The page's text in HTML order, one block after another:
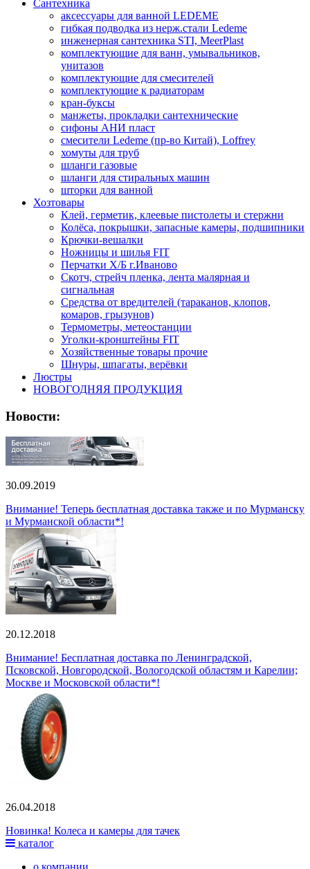
Сантехника
аксессуары для ванной LEDEME
гибкая подводка из нерж.стали Ledeme
инженерная сантехника STI, MeerPlast
комплектующие для ванн, умывальников,
унитазов
комплектующие для смесителей
комплектующие к радиаторам
кран-буксы
манжеты, прокладки сантехнические
сифоны АНИ пласт
смесители Ledeme (пр-во Китай), Loffrey
хомуты для труб
шланги газовые
шланги для стиральных машин
шторки для ванной
Хозтовары
Клей, герметик, клеевые пистолеты и стержни
Колёса, покрышки, запасные камеры, подшипники
Крючки-вешалки
Ножницы и шилья FIT
Перчатки Х/Б г.Иваново
Скотч, стрейч пленка, лента малярная и
сигнальная
Средства от вредителей (тараканов, клопов,
комаров, грызунов)
Термометры, метеостанции
Уголки-кронштейны FIT
Хозяйственные товары прочие
Шнуры, шпагаты, верёвки
Люстры
НОВОГОДНЯЯ ПРОДУКЦИЯ
Новости:
30.09.2019
Внимание! Теперь бесплатная доставка также и по Мурманску
и Мурманской области*!
20.12.2018
Внимание! Бесплатная доставка по Ленинградской,
Псковской, Новгородской, Вологодской областям и Карелии;
Москве и Московской области*!
26.04.2018
Новинка! Колеса и камеры для тачек
каталог